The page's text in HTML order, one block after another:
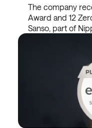
The company
Award and 12
Sanso, part of